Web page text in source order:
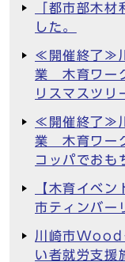
「都市部木
した。
≪開催終了≫
業 木育ワー
リスマスツリ
≪開催終了≫
業 木育ワー
コッパでおも
【木育イベ
市ティンバー
川崎市
い者就労支